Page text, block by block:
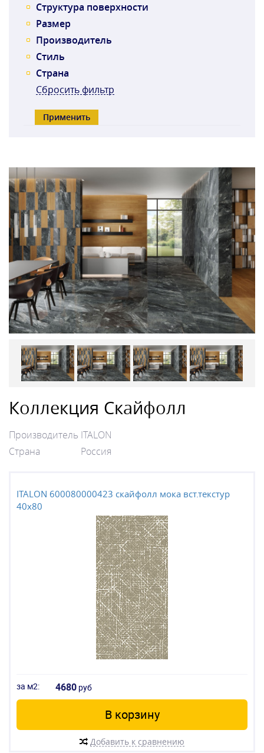
Структура поверхности
Размер
Производитель
Стиль
Страна
Сбросить фильтр
Коллекция Скайфолл
Производитель ITALON
Страна
Россия
ITALON 600080000423 скайфолл мока вст.текстур
40x80
за м2: 4680 руб
В корзину
Добавить к сравнению